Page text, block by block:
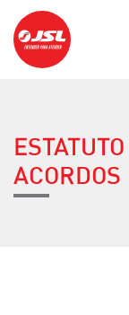
ACORDOS